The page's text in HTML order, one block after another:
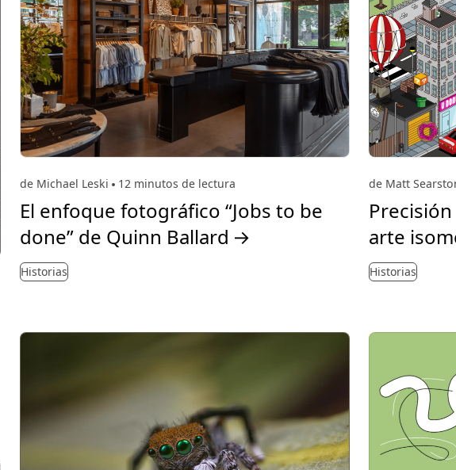
de Michael Leski 12 minutos de lectura
El enfoque fotográfico “Jobs to be
done” de Quinn Ballard →
Historias
de Matt
arte
Historias